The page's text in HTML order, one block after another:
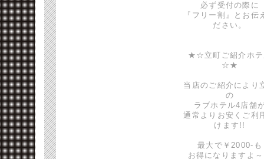
必ず受付の際に
『フリー割』とお伝
ださい。
★☆立町ご紹介ホ
☆★
当店のご紹介により
の
ラブホテル4店舗
通常よりお安くご利
けます!!
最大で￥2000-も
お得になりますよ